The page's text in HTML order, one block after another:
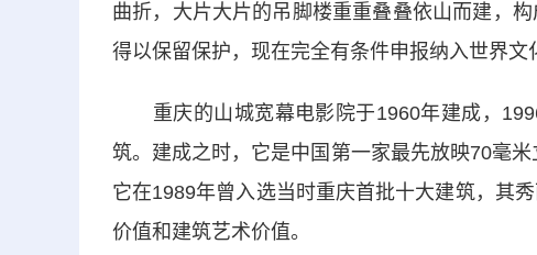
曲折，大片大片的吊脚楼重重叠叠依山而建，
得以保留保护，现在完全有条件申报纳入世界文
重庆的山城宽幕电影院于1960年建成，
筑。建成之时，它是中国第一家最先放映70毫
它在1989年曾入选当时重庆首批十大建筑，其
价值和建筑艺术价值。